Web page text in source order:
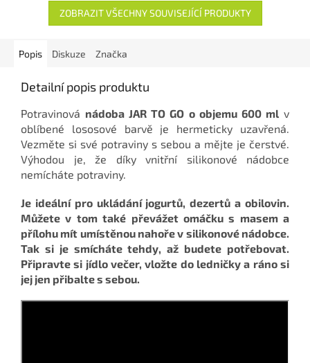
ZOBRAZIT VŠECHNY SOUVISEJÍCÍ PRODUKTY
Popis Diskuze Značka
Detailní popis produktu
Potravinová nádoba JAR TO GO o objemu 600 mlv
oblíbené lososové barvě je hermeticky uzavřená.
Vezměte si své potraviny s sebou a mějte je čerstvé.
Výhodou je, že díky vnitřní silikonové nádobce
nemícháte potraviny.
Je ideální pro ukládání jogurtů, dezertů a obilovin.
Můžete v tom také převážet omáčku s masem a
přílohu mít umístěnou nahoře v silikonové nádobce.
Tak si je smícháte tehdy, až budete potřebovat.
Připravte si jídlo večer, vložte do ledničky a ráno si
jej jen přibalte s sebou.